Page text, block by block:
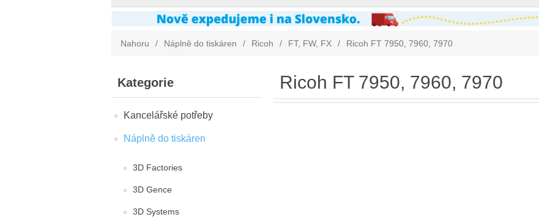
Nahoru / Náplně do tiskáren / Ricoh / FT, FW, FX / Ricoh FT 7950, 7960, 7970
Kategorie
Kancelářské potřeby
Náplně do tiskáren
3D Factories
3D Gence
3D Systems
Ricoh FT 7950, 7960, 7970